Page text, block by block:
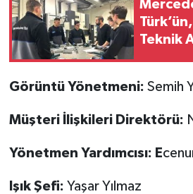
Teknik
Görüntü Yönetmeni: Semih
Müşteri İlişkileri Direktörü:
Yönetmen Yardımcısı: E
Işık Şefi: Yaşar Yılmaz